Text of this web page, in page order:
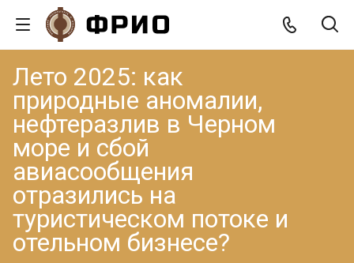
Лето 2025: как
природные аномалии,
нефтеразлив в Черном
море и сбой
авиасообщения
отразились на
туристическом потоке и
отельном бизнесе?